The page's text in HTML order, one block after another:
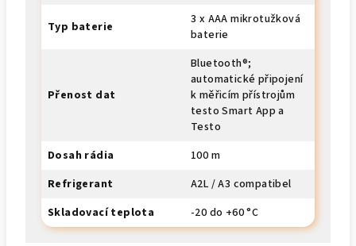
Typ baterie
3 x AAA mikrotužková
baterie
Přenost dat
Bluetooth®;
automatické připojení
k měřicím přístrojům
testo Smart App a
Testo
Dosah rádia
100 m
Refrigerant
A2L / A3 compatibel
Skladovací teplota
-20 do +60 °C